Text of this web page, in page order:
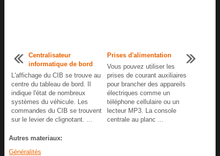
Centralisateur
informatique de bord
L'affichage du CIB se trouve au
centre du tableau de bord. Il
indique l'état de nombreux
systèmes du véhicule. Les
commandes du CIB se trouvent
sur le levier de clignotant. ...
Prises d'alimentation
Vous pouvez utiliser les
prises de courant auxiliaires
pour brancher des appareils
électriques comme un
téléphone cellulaire ou un
lecteur MP3. La console
centrale au planc ...
Autres materiaux:
Généralités